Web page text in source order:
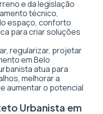
e da legislação
técnico,
espaço, conforto
para criar soluções
regularizar, projetar
em Belo
atua para
melhorar a
aumentar o potencial
Urbanista em